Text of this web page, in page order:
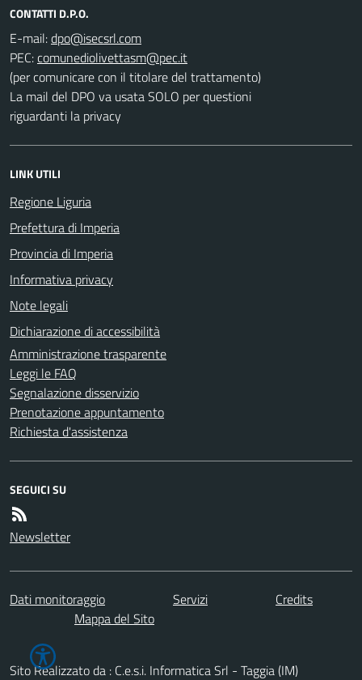
CONTATTI D.P.O.
E-mail:
PEC:
(per comunicare con il titolare del trattamento)
La mail del DPO va usata SOLO per questioni
riguardanti la privacy
LINK UTILI
Regione Liguria
Prefettura di Imperia
Provincia di Imperia
Informativa privacy
Note legali
Dichiarazione di accessibilità
Amministrazione trasparente
Leggi le FAQ
Segnalazione disservizio
Prenotazione appuntamento
Richiesta d'assistenza
SEGUICI SU
Newsletter
Dati monitoraggio Servizi
Credits
Mappa del Sito
Sito Realizzato da : C.e.s.i. Informatica Srl - Taggia (IM)